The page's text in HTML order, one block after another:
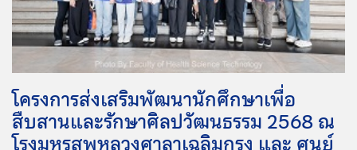
โครงการส่งเสริมพัฒนานักศึกษาเพื่อ
สืบสานและรักษาศิลปวัฒนธรรม 2568 ณ
โรงมหรสพหลวงศาลาเฉลิมกรุง และ ศูนย์